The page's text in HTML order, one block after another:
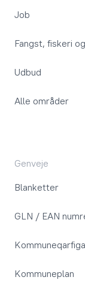
Job
Fangst, fiskeri
Udbud
Alle områder
Genveje
Blanketter
GLN / EAN
Kommuneqarfiga
Kommuneplan